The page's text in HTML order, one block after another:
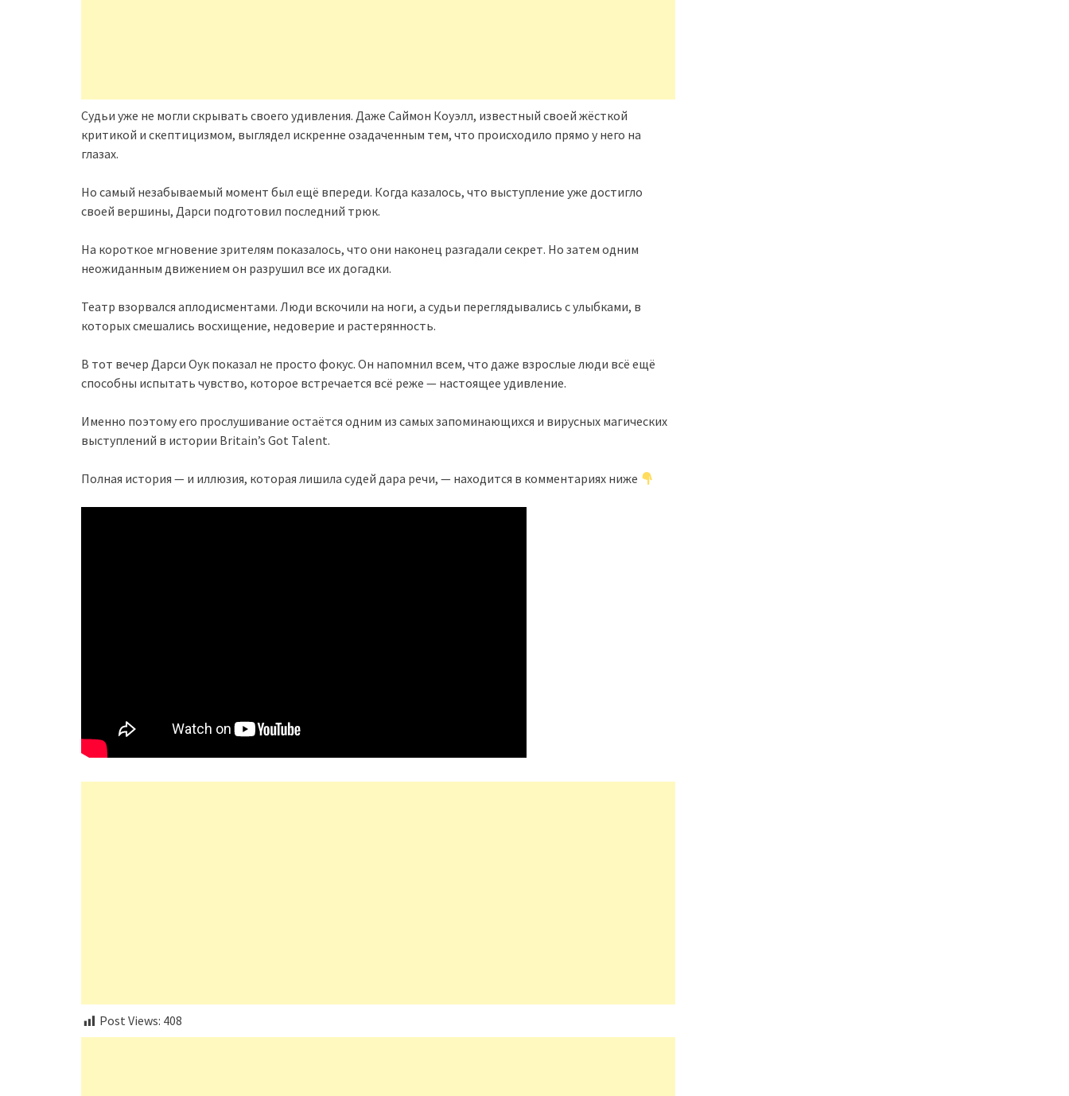
Судьи уже не могли скрывать своего удивления. Даже Саймон Коуэлл, известный своей жёсткой
критикой и скептицизмом, выглядел искренне озадаченным тем, что происходило прямо у него на
глазах.
Но самый незабываемый момент был ещё впереди. Когда казалось, что выступление уже достигло
своей вершины, Дарси подготовил последний трюк.
На короткое мгновение зрителям показалось, что они наконец разгадали секрет. Но затем одним
неожиданным движением он разрушил все их догадки.
Театр взорвался аплодисментами. Люди вскочили на ноги, а судьи переглядывались с улыбками, в
которых смешались восхищение, недоверие и растерянность.
В тот вечер Дарси Оук показал не просто фокус. Он напомнил всем, что даже взрослые люди всё ещё
способны испытать чувство, которое встречается всё реже — настоящее удивление.
Именно поэтому его прослушивание остаётся одним из самых запоминающихся и вирусных магических
выступлений в истории Britain’s Got Talent.
Полная история — и иллюзия, которая лишила судей дара речи, — находится в комментариях ниже
Post Views: 408